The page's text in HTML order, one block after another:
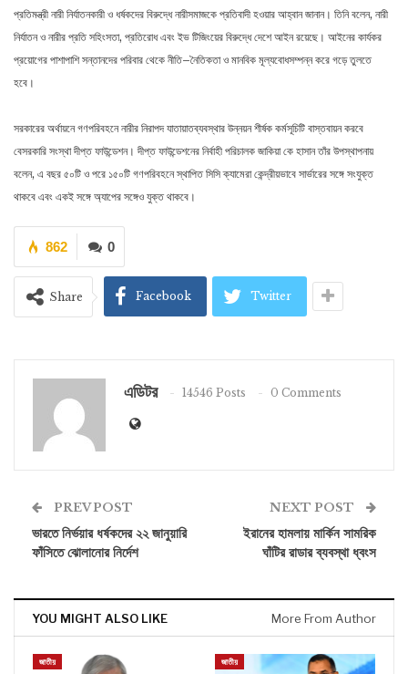
প্রতিমন্ত্রী নারী নির্যাতনকারী ও ধর্ষকদের বিরুদ্ধে নারীসমাজকে প্রতিবাদী হওয়ার আহ্বান জানান। তিনি বলেন, নারী
নির্যাতন ও নারীর প্রতি সহিংসতা, প্রতিরোধ এবং ইভ টিজিংয়ের বিরুদ্ধে দেশে আইন রয়েছে। আইনের কার্যকর
প্রয়োগের পাশাপাশি সন্তানদের পরিবার থেকে নীতি–নৈতিকতা ও মানবিক মূল্যবোধসম্পন্ন করে গড়ে তুলতে
হবে।
সরকারের অর্থায়নে গণপরিবহনে নারীর নিরাপদ যাতায়াতব্যবস্থার উন্নয়ন শীর্ষক কর্মসূচিটি বাস্তবায়ন করবে
বেসরকারি সংস্থা দীপ্ত ফাউন্ডেশন। দীপ্ত ফাউন্ডেশনের নির্বাহী পরিচালক জাকিয়া কে হাসান তাঁর উপস্থাপনায়
বলেন, এ বছর ৫০টি ও পরে ১৫০টি গণপরিবহনে স্থাপিত সিসি ক্যামেরা কেন্দ্রীয়ভাবে সার্ভারের সঙ্গে সংযুক্ত
থাকবে এবং একই সঙ্গে অ্যাপের সঙ্গেও যুক্ত থাকবে।
0
862
Share Facebook Twitter
এডিটর 14546 Posts 0 Comments
PREV POST
ভারতে নির্ভয়ার ধর্ষকদের ২২ জানুয়ারি
ফাঁসিতে ঝোলানোর নির্দেশ
NEXT POST
ইরানের হামলায় মার্কিন সামরিক
ঘাঁটির রাডার ব্যবস্থা ধ্বংস
YOU MIGHT ALSO LIKE More From Author
জাতীয় জাতীয়